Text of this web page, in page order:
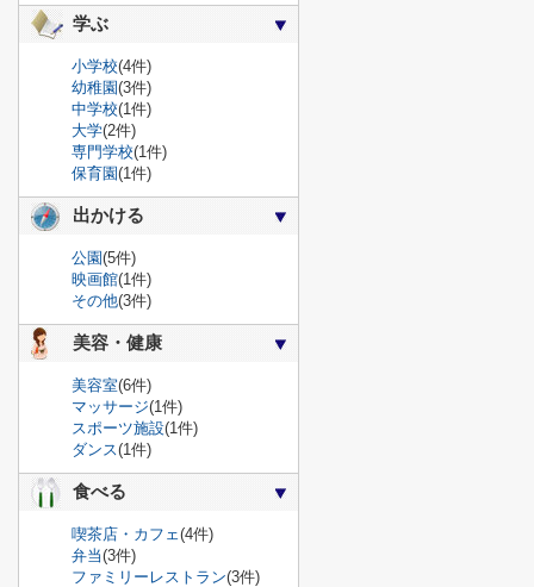
学ぶ
小学校(4件)
幼稚園(3件)
中学校(1件)
大学(2件)
専門学校(1件)
保育園(1件)
出かける
公園(5件)
映画館(1件)
その他(3件)
美容・健康
美容室(6件)
マッサージ(1件)
スポーツ施設(1件)
ダンス(1件)
食べる
喫茶店・カフェ(4件)
弁当(3件)
ファミリーレストラン(3件)